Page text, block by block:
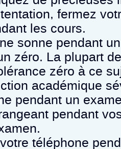
fermez
les cours.
sonne pendant
zéro. La plupart
zéro à ce
académique
pendant un
pendant
téléphone